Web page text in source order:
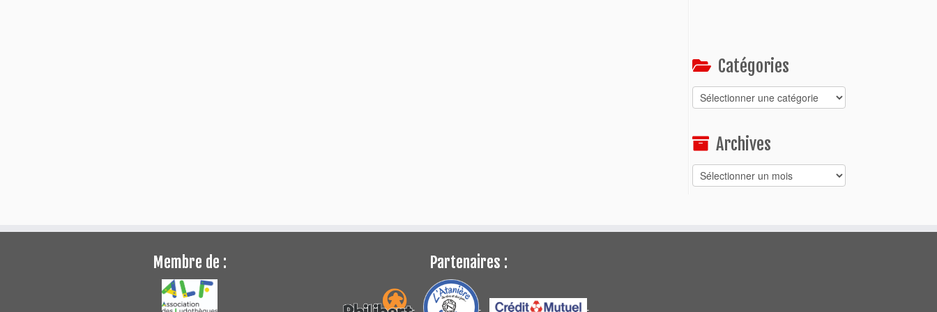
Catégories
Catégories
Archives
Archives
Membre de : Partenaires :